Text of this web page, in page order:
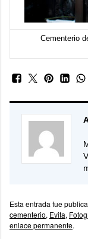
Cementerio
Esta entrada fue
cementerio, Evita,
enlace permanente.